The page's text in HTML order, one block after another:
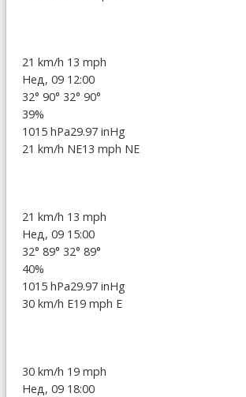
21 km/h 13 mph
Нед, 09 12:00
32° 90° 32° 90°
39%
1015 hPa29.97 inHg
21 km/h NE13 mph NE
21 km/h 13 mph
Нед, 09 15:00
32° 89° 32° 89°
40%
1015 hPa29.97 inHg
30 km/h E19 mph E
30 km/h 19 mph
Нед, 09 18:00